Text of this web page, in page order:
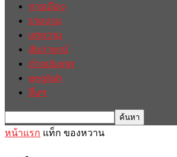
การเมือง
รายงาน
บทความ
สัมภาษณ์
ต่างประเทศ
english
อื่นๆ
หน้าแรก แท็ก ของหวาน